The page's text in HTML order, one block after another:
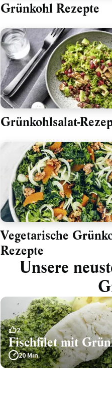
Grünkohl Rezepte
Grünkohlsalat-
Vegetarische
Rezepte
Unsere
2
Fischfilet mit
20 Min.